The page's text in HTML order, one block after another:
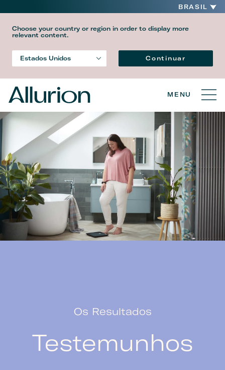
BRASIL
Choose your country or region in order to display more
relevant content.
Estados Unidos Continuar
MENU
Os Resultados
Testemunhos